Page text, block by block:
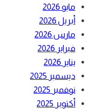
مايو 2026
أبريل 2026
مارس 2026
فبراير 2026
يناير 2026
ديسمبر 2025
نوفمبر 2025
أكتوبر 2025